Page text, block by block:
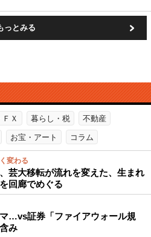
っとみる
Ｘ 暮らし・税 不動産
お宝・アート コラム
変わる
芸大移転が流れを変えた、生まれ
回廊でめぐる
…vs証券「ファイアウォール規
み